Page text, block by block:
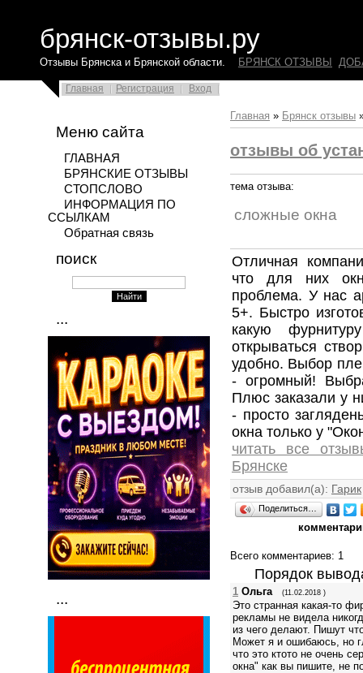
брянск-отзывы.ру
Отзывы Брянска и Брянской области. БРЯНСК ОТЗЫВЫ
Главная Регистрация Вход
Меню сайта
ГЛАВНАЯ
БРЯНСКИЕ ОТЗЫВЫ
СТОПСЛОВО
ИНФОРМАЦИЯ ПО
ССЫЛКАМ
Обратная связь
поиск
...
...
Главная » Брянск отзывы
отзывы об
тема отзыва:
сложные окна
Отличная
что для них
проблема. У нас
5+. Быстро
какую
открываться
удобно. Выбор
- огромный!
Плюс заказали у
- просто
окна только у
читать все
Брянске
отзыв добавил(а): Гарик
Поделиться…
Всего комментариев: 1
Порядок
1 Ольга (11.02.2018 )
Это странная какая-то
рекламы не видела
из чего делают. Пишут
Может я и ошибаюсь, но
что это ктото не очень
окна" как вы пишите, не